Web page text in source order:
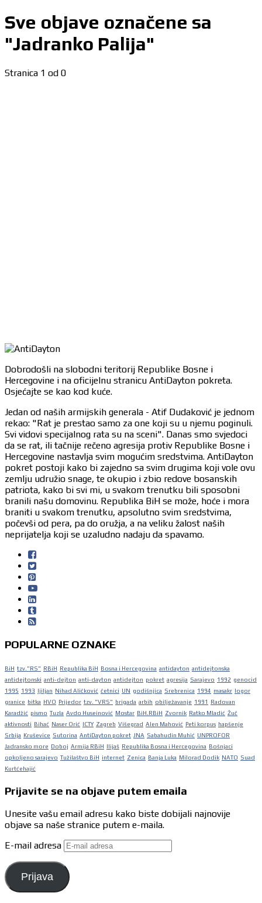
Sve objave označene sa
"Jadranko Palija"
Stranica 1 od 0
Dobrodošli na slobodni teritorij Republike Bosne i
Hercegovine i na oficijelnu stranicu AntiDayton pokreta.
Osjećajte se kao kod kuće.
Jedan od naših armijskih generala - Atif Dudaković je jednom
rekao: "Rat je prestao samo za one koji su u njemu poginuli.
Svi vidovi specijalnog rata su na sceni". Danas smo svjedoci
da se rat, ili tačnije rečeno agresija protiv Republike Bosne i
Hercegovine nastavlja svim mogućim sredstvima. AntiDayton
pokret postoji kako bi zajedno sa svim drugima koji vole ovu
zemlju udružio snage, te okupio i zbio redove bosanskih
patriota, kako bi svi mi, u svakom trenutku bili sposobni
branili našu domovinu. Republika BiH se može, hoće i mora
braniti u svakom trenutku, apsolutno svim sredstvima,
počevši od pera, pa do oružja, a na veliku žalost naših
neprijatelja koji se uzaludno nadaju da spavamo.
POPULARNE OZNAKE
BiH tzv."RS" RBiH Republika BiH Bosna i Hercegovina antidayton antidejtonska
antidejtonski anti-dejton anti-dayton antidejton pokret agresija Sarajevo 1992 genocid
1995 1993 ljiljan Nihad Aličković četnici UN godišnjica Srebrenica 1994 masakr logor
granice bitka HVO Prijedor tzv. "VRS" brigada arbih obilježavanje 1991
Radovan
Karadžić pismo Tuzla Avdo Huseinović Mostar BiH.RBiH Zvornik Ratko Mladić Žuč
aktivnosti Bihać Naser Orić ICTY Zagreb Višegrad Alen Mahović Peti korpus hapšenje
Srbija Kruševice Sutorina AntiDayton pokret JNA Sabahudin Muhić UNPROFOR
Jadransko more Doboj Armija RBiH Ilijaš Republika Bosna i Hercegovina Bošnjaci
opkoljeno sarajevo Tužilaštvo BiH internet Zenica Banja Luka Milorad Dodik NATO Suad
Kurtćehajić
Prijavite se na objave putem emaila
Unesite vašu email adresu kako biste dobijali najnovije
objave sa naše stranice putem e-maila.
E-mail adresa
Prijava